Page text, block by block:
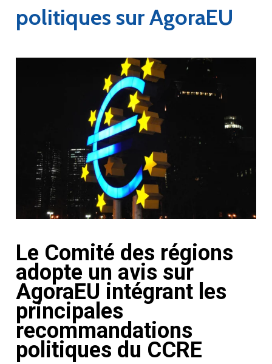
politiques sur AgoraEU
Le Comité des régions
adopte un avis sur
AgoraEU intégrant les
principales
recommandations
politiques du CCRE